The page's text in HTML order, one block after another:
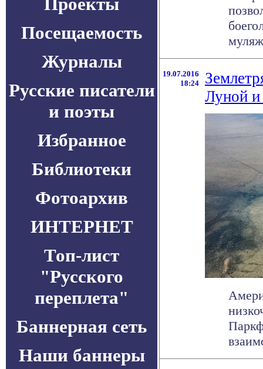
Посещаемость
Журналы
Русские писатели
и поэты
Избранное
Библиотеки
Фотоархив
ИНТЕРНЕТ
Топ-лист
"Русского
переплета"
Баннерная сеть
Наши баннеры
19.07.2016
18:24
Луной